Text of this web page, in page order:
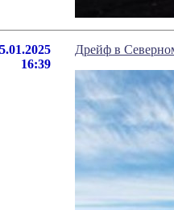
16:39
Дрейф в